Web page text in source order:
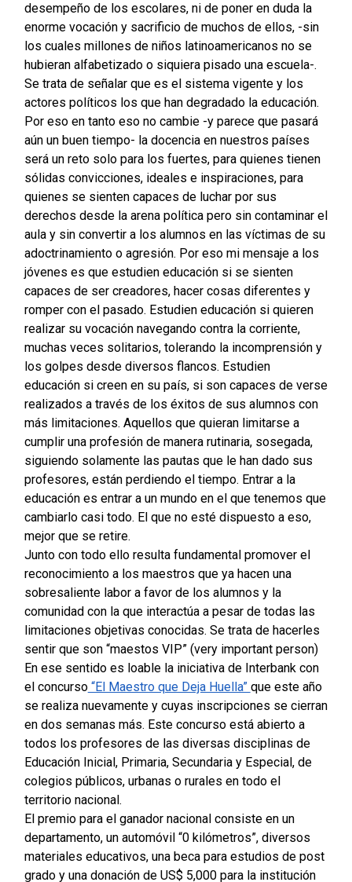
desempeño de los escolares, ni de poner en duda la
enorme vocación y sacrificio de muchos de ellos, -sin
los cuales millones de niños latinoamericanos no se
hubieran alfabetizado o siquiera pisado una escuela-.
Se trata de señalar que es el sistema vigente y los
actores políticos los que han degradado la educación.
Por eso en tanto eso no cambie -y parece que pasará
aún un buen tiempo- la docencia en nuestros países
será un reto solo para los fuertes, para quienes tienen
sólidas convicciones, ideales e inspiraciones, para
quienes se sienten capaces de luchar por sus
derechos desde la arena política pero sin contaminar el
aula y sin convertir a los alumnos en las víctimas de su
adoctrinamiento o agresión. Por eso mi mensaje a los
jóvenes es que estudien educación si se sienten
capaces de ser creadores, hacer cosas diferentes y
romper con el pasado. Estudien educación si quieren
realizar su vocación navegando contra la corriente,
muchas veces solitarios, tolerando la incomprensión y
los golpes desde diversos flancos. Estudien
educación si creen en su país, si son capaces de verse
realizados a través de los éxitos de sus alumnos con
más limitaciones. Aquellos que quieran limitarse a
cumplir una profesión de manera rutinaria, sosegada,
siguiendo solamente las pautas que le han dado sus
profesores, están perdiendo el tiempo. Entrar a la
educación es entrar a un mundo en el que tenemos que
cambiarlo casi todo. El que no esté dispuesto a eso,
mejor que se retire.
Junto con todo ello resulta fundamental promover el
reconocimiento a los maestros que ya hacen una
sobresaliente labor a favor de los alumnos y la
comunidad con la que interactúa a pesar de todas las
limitaciones objetivas conocidas. Se trata de hacerles
sentir que son “maestos VIP” (very important person)
En ese sentido es loable la iniciativa de Interbank con
el concurso“El Maestro que Deja Huella” que este año
se realiza nuevamente y cuyas inscripciones se cierran
en dos semanas más. Este concurso está abierto a
todos los profesores de las diversas disciplinas de
Educación Inicial, Primaria, Secundaria y Especial, de
colegios públicos, urbanas o rurales en todo el
territorio nacional.
El premio para el ganador nacional consiste en un
departamento, un automóvil “0 kilómetros”, diversos
materiales educativos, una beca para estudios de post
grado y una donación de US$ 5,000 para la institución